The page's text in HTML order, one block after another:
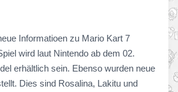
Informatioen zu Mario Kart 7
wird laut Nintendo ab dem 02.
erhältlich sein. Ebenso wurden neue
Dies sind Rosalina, Lakitu und